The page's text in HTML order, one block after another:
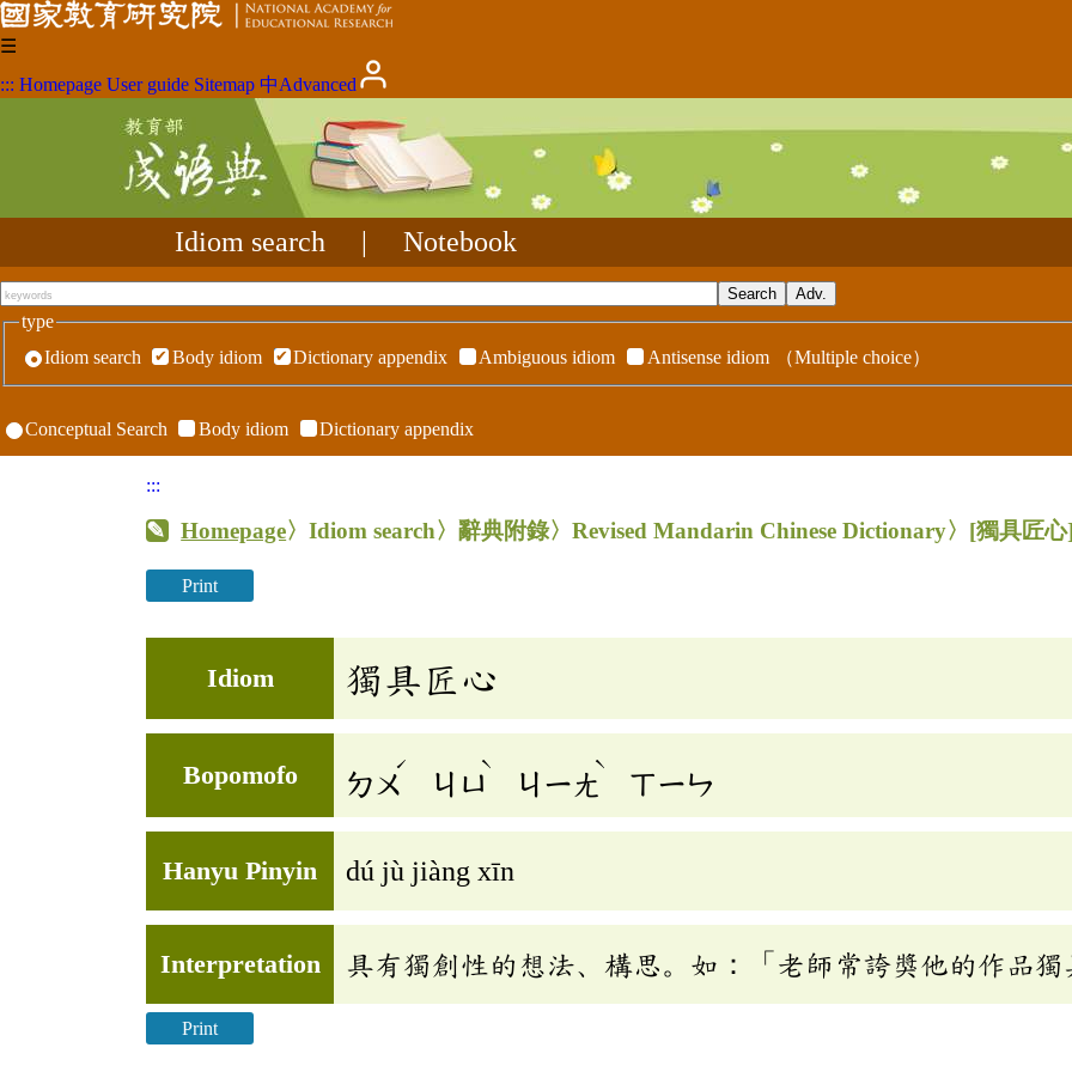
☰
::: Homepage User guide Sitemap 中Advanced
Idiom search Notebook
type
Idiom search
Body idiom Dictionary appendix Ambiguous idiom Antisense idiom （Multiple choice）
Conceptual Search Body idiom Dictionary appendix
:::
Homepage〉Idiom search〉辭典附錄〉Revised Mandarin Chinese Dictionary〉 [獨具匠
Print
Idiom 獨具匠心
Bopomofo ㄉㄨ
ˊ
ㄐㄩ
ˋ
ㄐㄧㄤ
ˋ
ㄒㄧㄣ
Hanyu Pinyin dú jù jiàng xīn
Interpretation 具有獨創性的想法、構思。如：「老師常誇獎他的作品
Print